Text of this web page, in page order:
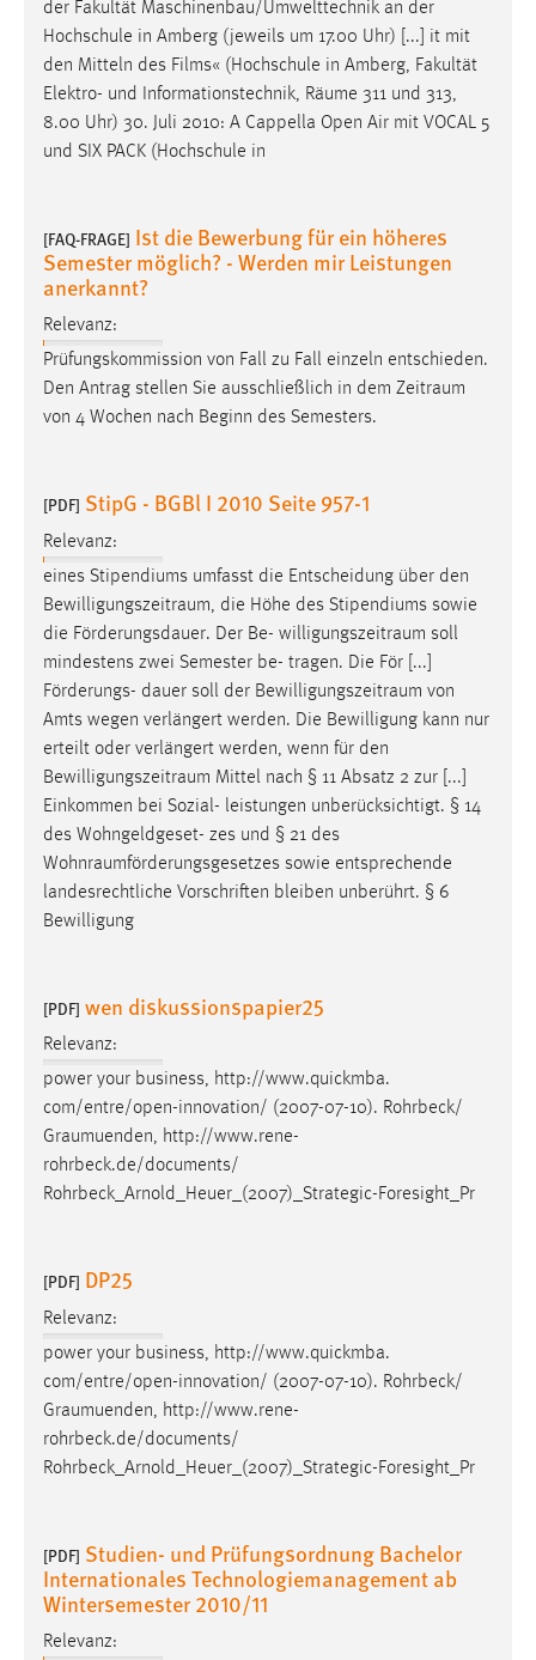
der Fakultät Maschinenbau/Umwelttechnik an der
Hochschule in Amberg (jeweils um 17.00 Uhr) [...] it mit
den Mitteln des Films« (Hochschule in Amberg, Fakultät
Elektro- und Informationstechnik, Räume 311 und 313,
8.00 Uhr) 30. Juli 2010: A Cappella Open Air mit VOCAL 5
und SIX PACK (Hochschule in
[FAQ-FRAGE] Ist die Bewerbung für ein höheres
Semester möglich? - Werden mir Leistungen
anerkannt?
Relevanz:
Prüfungskommission von Fall zu Fall einzeln entschieden.
Den Antrag stellen Sie ausschließlich in dem Zeitraum
von 4 Wochen nach Beginn des Semesters.
[PDF] StipG - BGBl I 2010 Seite 957-1
Relevanz:
eines Stipendiums umfasst die Entscheidung über den
Bewilligungszeitraum, die Höhe des Stipendiums sowie
die Förderungsdauer. Der Be- willigungszeitraum soll
mindestens zwei Semester be- tragen. Die För [...]
Förderungs- dauer soll der Bewilligungszeitraum von
Amts wegen verlängert werden. Die Bewilligung kann nur
erteilt oder verlängert werden, wenn für den
Bewilligungszeitraum Mittel nach § 11 Absatz 2 zur [...]
Einkommen bei Sozial- leistungen unberücksichtigt. § 14
des Wohngeldgeset- zes und § 21 des
Wohnraumförderungsgesetzes sowie entsprechende
landesrechtliche Vorschriften bleiben unberührt. § 6
Bewilligung
[PDF] wen diskussionspapier25
Relevanz:
power your business, http://www.quickmba.
com/entre/open-innovation/ (2007-07-10). Rohrbeck/
Graumuenden, http://www.rene-
rohrbeck.de/documents/
Rohrbeck_Arnold_Heuer_(2007)_Strategic-Foresight_Pr
[PDF] DP25
Relevanz:
power your business, http://www.quickmba.
com/entre/open-innovation/ (2007-07-10). Rohrbeck/
Graumuenden, http://www.rene-
rohrbeck.de/documents/
Rohrbeck_Arnold_Heuer_(2007)_Strategic-Foresight_Pr
[PDF] Studien- und Prüfungsordnung Bachelor
Internationales Technologiemanagement ab
Wintersemester 2010/11
Relevanz: